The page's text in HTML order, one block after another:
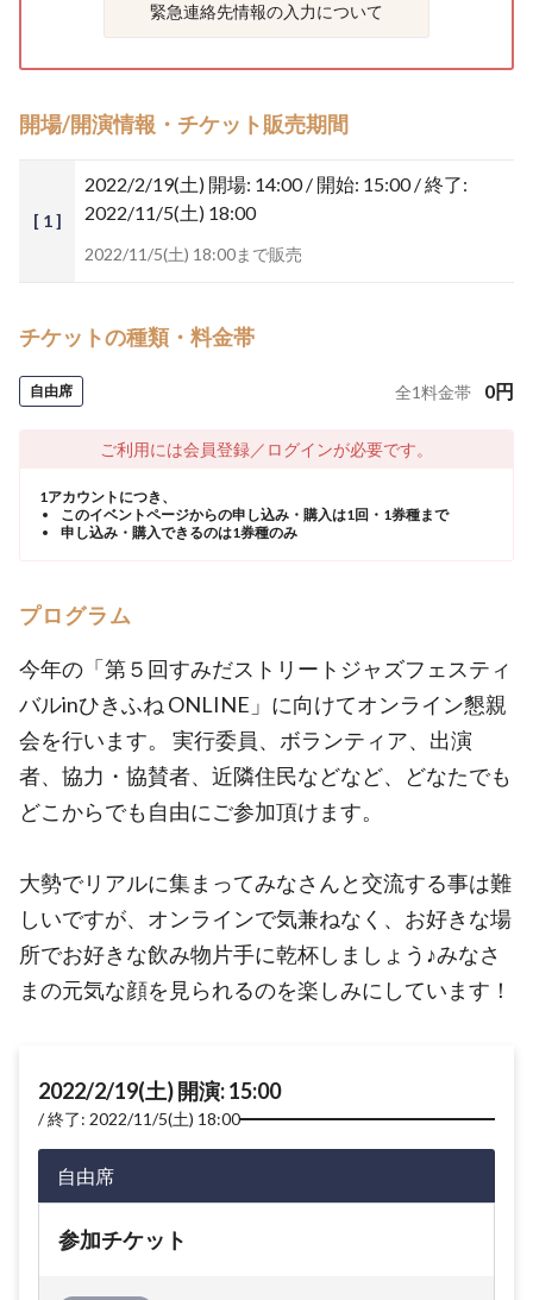
緊急連絡先情報の入力について
開場/開演情報・チケット販売期間
[ 1 ]
2022/2/19(土) 開場: 14:00 / 開始: 15:00 / 終了:
2022/11/5(土) 18:00
2022/11/5(土) 18:00まで販売
チケットの種類・料金帯
自由席 全1料金帯 0円
ご利用には会員登録／ログインが必要です。
1アカウントにつき、
このイベントページからの申し込み・購入は1回・1券種まで
申し込み・購入できるのは1券種のみ
プログラム
今年の「第５回すみだストリートジャズフェスティ
バルinひきふね ONLINE」に向けてオンライン懇親
会を行います。 実行委員、ボランティア、出演
者、協力・協賛者、近隣住民などなど、どなたでも
どこからでも自由にご参加頂けます。
大勢でリアルに集まってみなさんと交流する事は難
しいですが、オンラインで気兼ねなく、お好きな場
所でお好きな飲み物片手に乾杯しましょう♪みなさ
まの元気な顔を見られるのを楽しみにしています！
2022/2/19(土) 開演: 15:00
終了: 2022/11/5(土) 18:00
自由席
参加チケット